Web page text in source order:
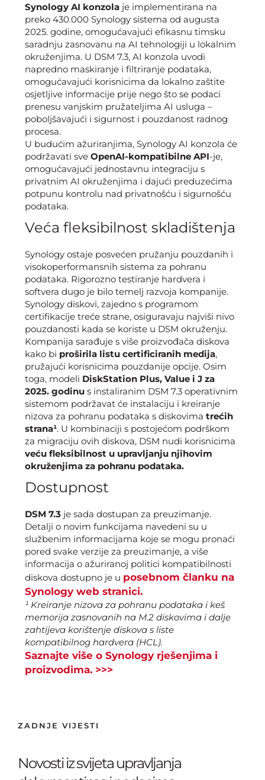
Synology AI konzola je implementirana na
preko 430.000 Synology sistema od augusta
2025. godine, omogućavajući efikasnu timsku
saradnju zasnovanu na AI tehnologiji u lokalnim
okruženjima. U DSM 7.3, AI konzola uvodi
napredno maskiranje i filtriranje podataka,
omogućavajući korisnicima da lokalno zaštite
osjetljive informacije prije nego što se podaci
prenesu vanjskim pružateljima AI usluga –
poboljšavajući i sigurnost i pouzdanost radnog
procesa.
U budućim ažuriranjima, Synology AI konzola će
podržavati sve OpenAI-kompatibilne API-je,
omogućavajući jednostavnu integraciju s
privatnim AI okruženjima i dajući preduzećima
potpunu kontrolu nad privatnošću i sigurnošću
podataka.
Veća fleksibilnost skladištenja
Synology ostaje posvećen pružanju pouzdanih i
visokoperformansnih sistema za pohranu
podataka. Rigorozno testiranje hardvera i
softvera dugo je bilo temelj razvoja kompanije.
Synology diskovi, zajedno s programom
certifikacije treće strane, osiguravaju najviši nivo
pouzdanosti kada se koriste u DSM okruženju.
Kompanija sarađuje s više proizvođača diskova
kako bi proširila listu certificiranih medija,
pružajući korisnicima pouzdanije opcije. Osim
toga, modeli DiskStation Plus, Value i J za
2025. godinu s instaliranim DSM 7.3 operativnim
sistemom podržavat će instalaciju i kreiranje
nizova za pohranu podataka s diskovima trećih
strana¹. U kombinaciji s postojećom podrškom
za migraciju ovih diskova, DSM nudi korisnicima
veću fleksibilnost u upravljanju njihovim
okruženjima za pohranu podataka.
Dostupnost
DSM 7.3 je sada dostupan za preuzimanje.
Detalji o novim funkcijama navedeni su u
službenim informacijama koje se mogu pronaći
pored svake verzije za preuzimanje, a više
informacija o ažuriranoj politici kompatibilnosti
diskova dostupno je u posebnom članku na
Synology web stranici.
¹ Kreiranje nizova za pohranu podataka i keš
memorija zasnovanih na M.2 diskovima i dalje
zahtijeva korištenje diskova s ​​liste
kompatibilnog hardvera (HCL).
Saznajte više o Synology rješenjima i
proizvodima. >>>
ZADNJE VIJESTI
Novosti iz svijeta upravljanja